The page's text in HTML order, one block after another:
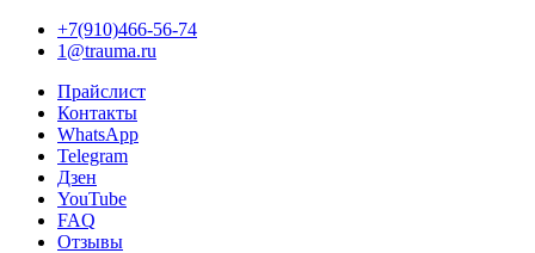
+7(910)466-56-74
1@trauma.ru
Прайслист
Контакты
WhatsApp
Telegram
Дзен
YouTube
FAQ
Отзывы